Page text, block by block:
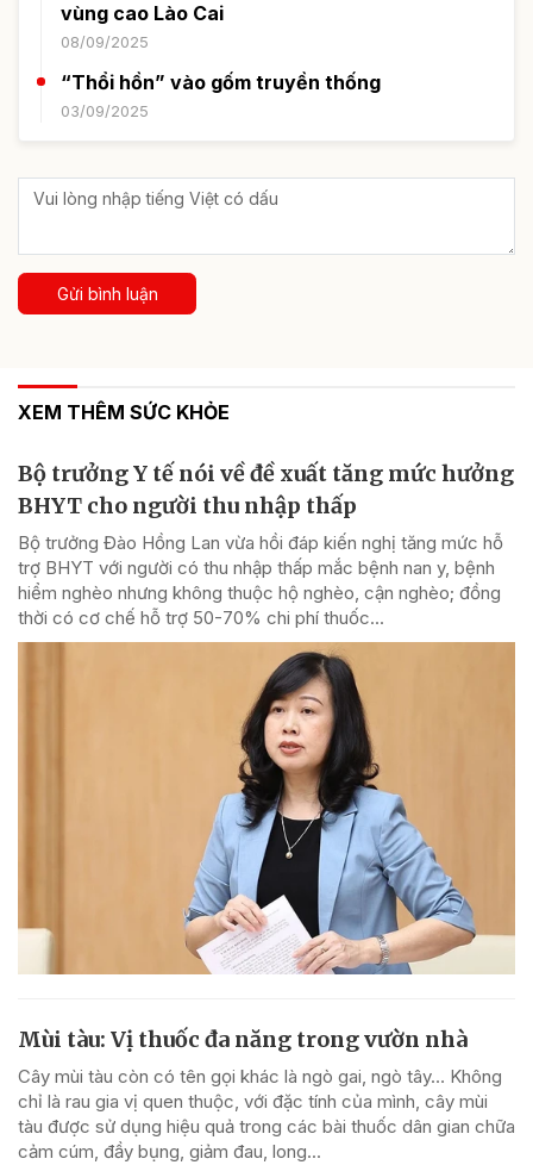
vùng cao Lào Cai
08/09/2025
“Thổi hồn” vào gốm truyền thống
03/09/2025
Gửi bình luận
XEM THÊM SỨC KHỎE
Bộ trưởng Y tế nói về đề xuất tăng mức hưởng
BHYT cho người thu nhập thấp
Bộ trưởng Đào Hồng Lan vừa hồi đáp kiến nghị tăng mức hỗ
trợ BHYT với người có thu nhập thấp mắc bệnh nan y, bệnh
hiểm nghèo nhưng không thuộc hộ nghèo, cận nghèo; đồng
thời có cơ chế hỗ trợ 50-70% chi phí thuốc...
Mùi tàu: Vị thuốc đa năng trong vườn nhà
Cây mùi tàu còn có tên gọi khác là ngò gai, ngò tây… Không
chỉ là rau gia vị quen thuộc, với đặc tính của mình, cây mùi
tàu được sử dụng hiệu quả trong các bài thuốc dân gian chữa
cảm cúm, đầy bụng, giảm đau, long...